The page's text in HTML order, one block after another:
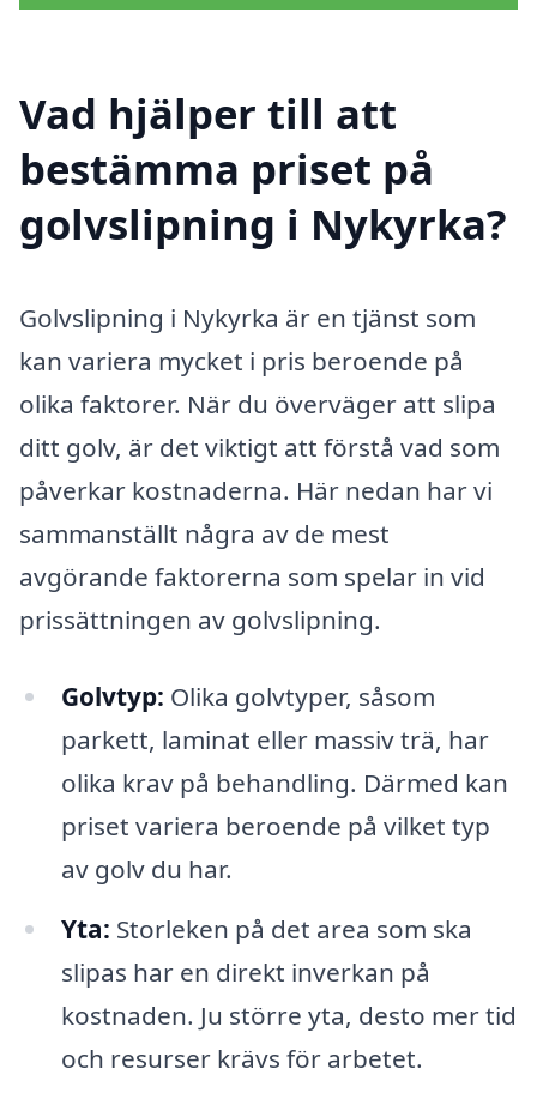
Vad hjälper till att
bestämma priset på
golvslipning i Nykyrka?
Golvslipning i Nykyrka är en tjänst som
kan variera mycket i pris beroende på
olika faktorer. När du överväger att slipa
ditt golv, är det viktigt att förstå vad som
påverkar kostnaderna. Här nedan har vi
sammanställt några av de mest
avgörande faktorerna som spelar in vid
prissättningen av golvslipning.
Golvtyp: Olika golvtyper, såsom
parkett, laminat eller massiv trä, har
olika krav på behandling. Därmed kan
priset variera beroende på vilket typ
av golv du har.
Yta: Storleken på det area som ska
slipas har en direkt inverkan på
kostnaden. Ju större yta, desto mer tid
och resurser krävs för arbetet.